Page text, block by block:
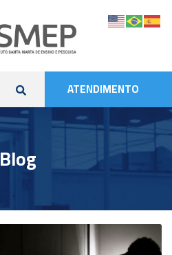
ATENDIMENTO
Blog